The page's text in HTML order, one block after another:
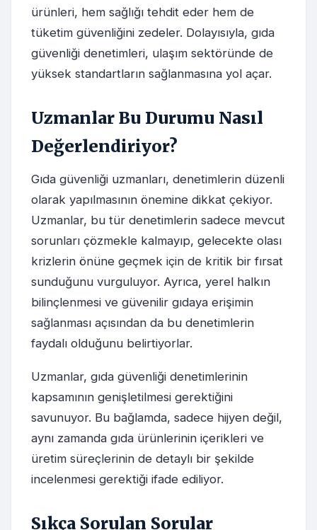
ürünleri, hem sağlığı tehdit eder hem de
tüketim güvenliğini zedeler. Dolayısıyla, gıda
güvenliği denetimleri, ulaşım sektöründe de
yüksek standartların sağlanmasına yol açar.
Uzmanlar Bu Durumu Nasıl
Değerlendiriyor?
Gıda güvenliği uzmanları, denetimlerin düzenli
olarak yapılmasının önemine dikkat çekiyor.
Uzmanlar, bu tür denetimlerin sadece mevcut
sorunları çözmekle kalmayıp, gelecekte olası
krizlerin önüne geçmek için de kritik bir fırsat
sunduğunu vurguluyor. Ayrıca, yerel halkın
bilinçlenmesi ve güvenilir gıdaya erişimin
sağlanması açısından da bu denetimlerin
faydalı olduğunu belirtiyorlar.
Uzmanlar, gıda güvenliği denetimlerinin
kapsamının genişletilmesi gerektiğini
savunuyor. Bu bağlamda, sadece hijyen değil,
aynı zamanda gıda ürünlerinin içerikleri ve
üretim süreçlerinin de detaylı bir şekilde
incelenmesi gerektiği ifade ediliyor.
Sıkça Sorulan Sorular